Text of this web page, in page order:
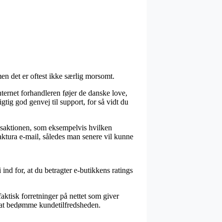
det er oftest ikke særlig morsomt.
forhandleren føjer de danske love,
god genvej til support, for så vidt du
som eksempelvis hvilken
e-mail, således man senere vil kunne
for, at du betragter e-butikkens ratings
forretninger på nettet som giver
bedømme kundetilfredsheden.